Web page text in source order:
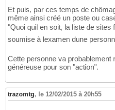
Et puis, par ces temps de
même ainsi créé un poste ou
"Quoi quil en soit, la liste de sites
soumise à lexamen dune
Cette personne va probablement
généreuse pour son "action".
trazomtg, le 12/02/2015 à 20h55